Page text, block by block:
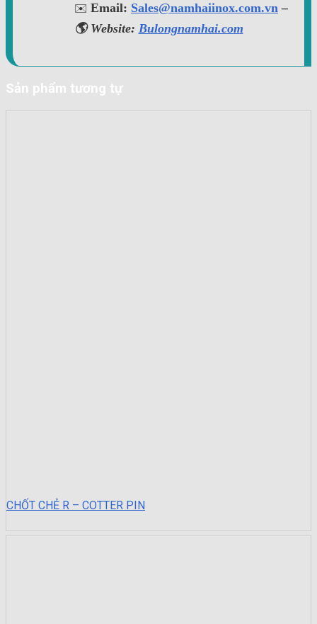
✉️ Email: Sales@namhaiinox.com.vn –
🌎 Website: Bulongnamhai.com
Sản phẩm tương tự
CHỐT CHẺ R – COTTER PIN